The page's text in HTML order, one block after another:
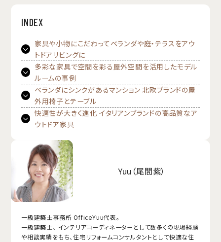
INDEX
家具や小物にこだわってベランダや庭・テラスをアウ
トドアリビングに
多彩な家具で空間を彩る屋外空間を活用したモデル
ルームの事例
ベランダにシンクがあるマンション 北欧ブランドの屋
外用椅子とテーブル
快適性が大きく進化 イタリアンブランドの高品質なア
ウトドア家具
Yuu（尾間紫）
一級建築士事務所 OfficeYuu代表。
一級建築士、 インテリアコーディネーターとして数多くの現場経験
や相談実績をもち、住宅リフォームコンサルタントとして快適な住